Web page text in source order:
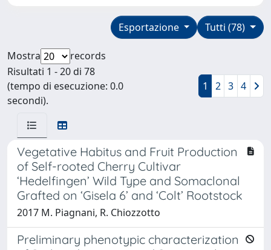
Tutti (78)
Esportazione
Mostra
records
Risultati 1 - 20 di 78
(tempo di esecuzione: 0.0
secondi).
1 2 3 4
Vegetative Habitus and Fruit Production
of Self-rooted Cherry Cultivar
‘Hedelfingen’ Wild Type and Somaclonal
Grafted on ‘Gisela 6’ and ‘Colt’ Rootstock
2017 M. Piagnani, R. Chiozzotto
Preliminary phenotypic characterization